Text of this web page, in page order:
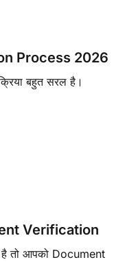
Process 2026
बहुत सरल है।
Verification
तो आपको Document